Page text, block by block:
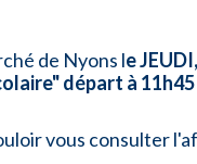
de Nyons le
départ à
vous consulter